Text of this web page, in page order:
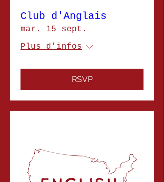
Club d'Anglais
mar. 15 sept.
Plus d'infos
RSVP